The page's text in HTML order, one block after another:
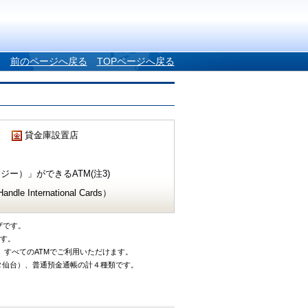
前のページへ戻る TOPページへ戻る
貸金庫設置店
ー）」ができるATM(注3)
International Cards）
す。
。
べてのATMでご利用いただけます。
台）、普通預金通帳の計４種類です。